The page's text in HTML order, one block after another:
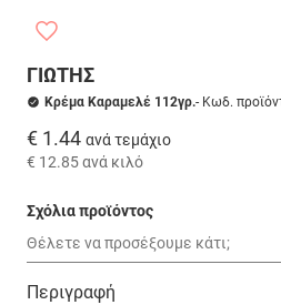
ΓΙΩΤΗΣ
Κρέμα Καραμελέ 112γρ.- Κωδ.
€ 1.44 ανά τεμάχιο
€ 12.85ανά κιλό
Σχόλια προϊόντος
Περιγραφή